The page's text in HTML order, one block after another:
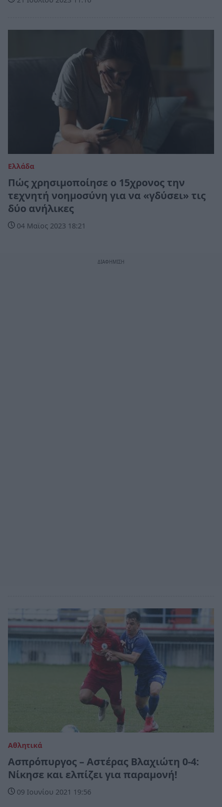
Ελλάδα
Πώς χρησιμοποίησε ο 15χρονος την
τεχνητή νοημοσύνη για να «γδύσει» τις
δύο ανήλικες
04 Μαϊος 2023 18:21
Αθλητικά
Ασπρόπυργος – Αστέρας Βλαχιώτη 0-4:
Νίκησε και ελπίζει για παραμονή!
09 Ιουνίου 2021 19:56